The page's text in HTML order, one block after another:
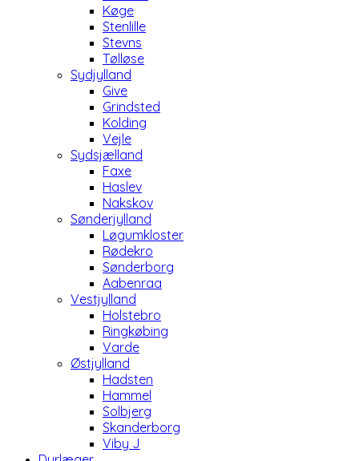
Køge
Stenlille
Stevns
Tølløse
Sydjylland
Give
Grindsted
Kolding
Vejle
Sydsjælland
Faxe
Haslev
Nakskov
Sønderjylland
Løgumkloster
Rødekro
Sønderborg
Aabenraa
Vestjylland
Holstebro
Ringkøbing
Varde
Østjylland
Hadsten
Hammel
Solbjerg
Skanderborg
Viby J